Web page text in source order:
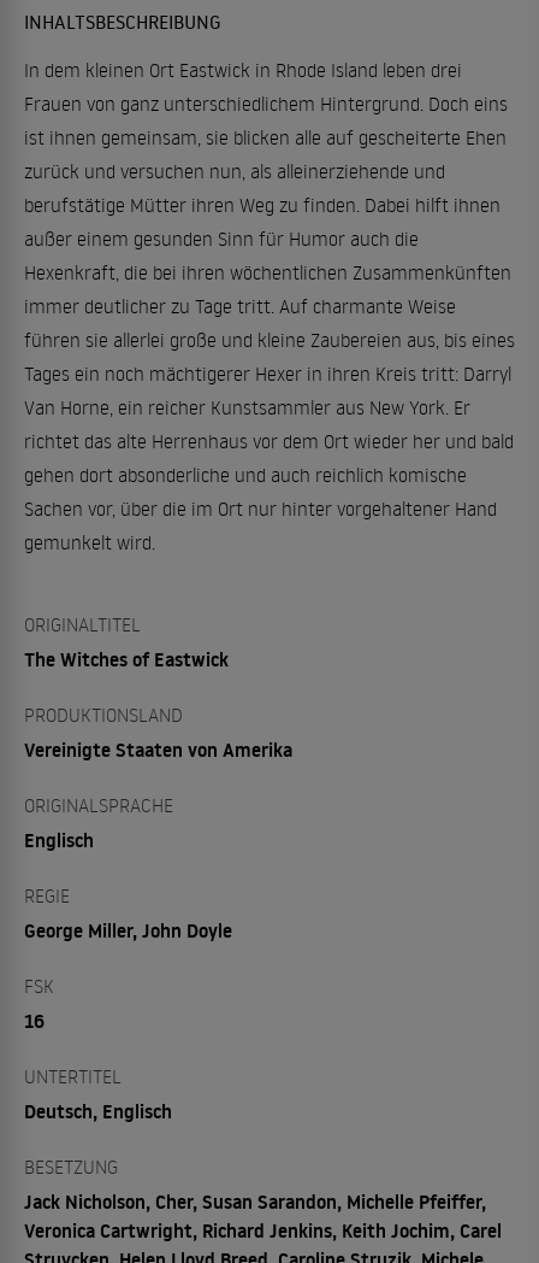
INHALTSBESCHREIBUNG
In dem kleinen Ort Eastwick in Rhode Island leben drei
Frauen von ganz unterschiedlichem Hintergrund. Doch eins
ist ihnen gemeinsam, sie blicken alle auf gescheiterte Ehen
zurück und versuchen nun, als alleinerziehende und
berufstätige Mütter ihren Weg zu finden. Dabei hilft ihnen
außer einem gesunden Sinn für Humor auch die
Hexenkraft, die bei ihren wöchentlichen Zusammenkünften
immer deutlicher zu Tage tritt. Auf charmante Weise
führen sie allerlei große und kleine Zaubereien aus, bis eines
Tages ein noch mächtigerer Hexer in ihren Kreis tritt: Darryl
Van Horne, ein reicher Kunstsammler aus New York. Er
richtet das alte Herrenhaus vor dem Ort wieder her und bald
gehen dort absonderliche und auch reichlich komische
Sachen vor, über die im Ort nur hinter vorgehaltener Hand
gemunkelt wird.
ORIGINALTITEL
The Witches of Eastwick
PRODUKTIONSLAND
Vereinigte Staaten von Amerika
ORIGINALSPRACHE
Englisch
REGIE
George Miller, John Doyle
FSK
16
UNTERTITEL
Deutsch, Englisch
BESETZUNG
Jack Nicholson, Cher, Susan Sarandon, Michelle Pfeiffer,
Veronica Cartwright, Richard Jenkins, Keith Jochim, Carel